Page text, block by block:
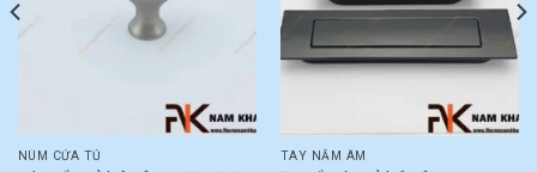
NÚM CỬA TỦ TAY NẮM ÂM